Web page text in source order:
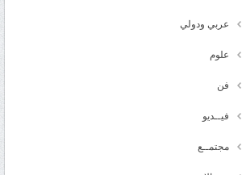
عربي ودولي
علوم
فن
فيــديو
مجتمــع